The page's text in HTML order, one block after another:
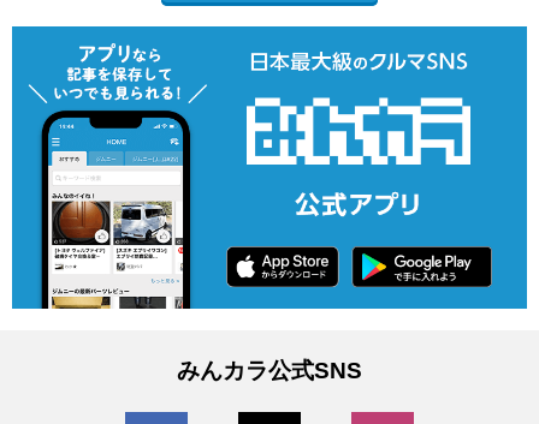
みんカラ公式SNS